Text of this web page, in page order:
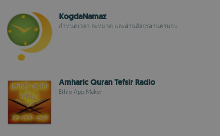
KogdaNamaz
กำหนดเวลา ละหมาด และอ่านอัลกุรอานครบจบ
Amharic Quran Tefsir Radio
Ethio App Maker